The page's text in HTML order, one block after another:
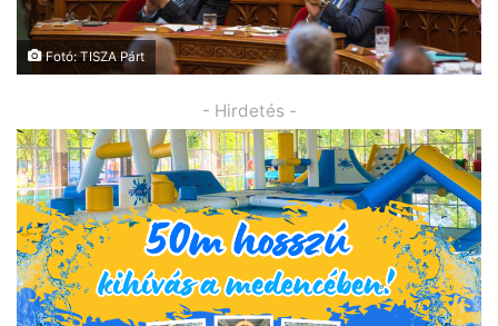
Fotó: TISZA Párt
- Hirdetés -